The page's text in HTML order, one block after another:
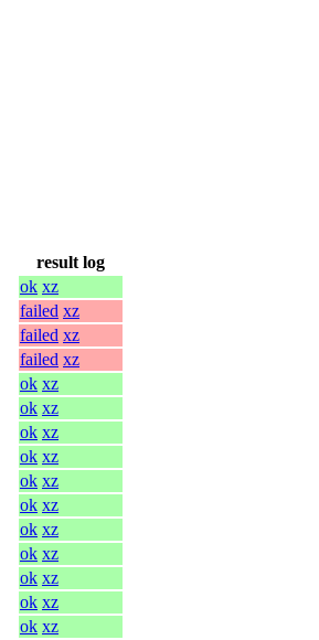
result log
ok xz
failed xz
failed xz
failed xz
ok xz
ok xz
ok xz
ok xz
ok xz
ok xz
ok xz
ok xz
ok xz
ok xz
ok xz